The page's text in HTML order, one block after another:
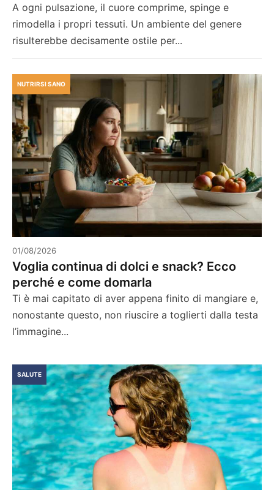
A ogni pulsazione, il cuore comprime, spinge e
rimodella i propri tessuti. Un ambiente del genere
risulterebbe decisamente ostile per...
NUTRIRSI SANO
01/08/2026
Voglia continua di dolci e snack? Ecco
perché e come domarla
Ti è mai capitato di aver appena finito di mangiare e,
nonostante questo, non riuscire a toglierti dalla testa
l’immagine...
SALUTE